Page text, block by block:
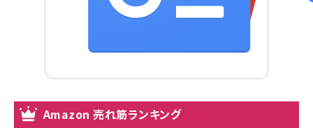
Amazon 売れ筋ランキング